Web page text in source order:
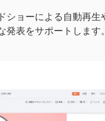
ショーによる自動再生
発表をサポートします。